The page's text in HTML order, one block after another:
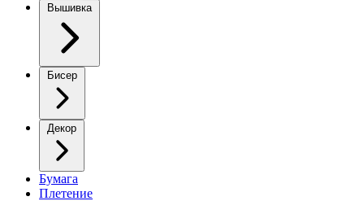
Вышивка
Бисер
Декор
Бумага
Плетение